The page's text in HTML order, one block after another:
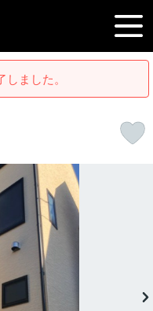
ました。